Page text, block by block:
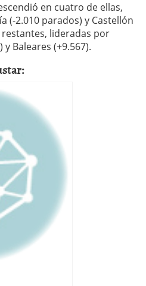
en cuatro de ellas,
(-2.010 parados) y Castellón
restantes, lideradas por
Baleares (+9.567).